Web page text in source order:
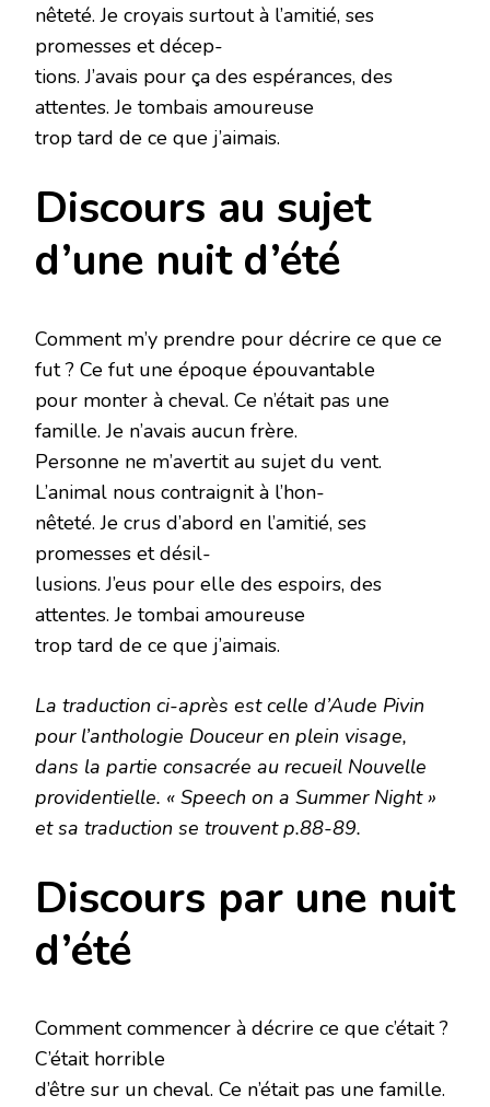
nêteté. Je croyais surtout à l’amitié, ses
promesses et décep-
tions. J’avais pour ça des espérances, des
attentes. Je tombais amoureuse
trop tard de ce que j’aimais.
Discours au sujet
d’une nuit d’été
Comment m’y prendre pour décrire ce que ce
fut ? Ce fut une époque épouvantable
pour monter à cheval. Ce n’était pas une
famille. Je n’avais aucun frère.
Personne ne m’avertit au sujet du vent.
L’animal nous contraignit à l’hon-
nêteté. Je crus d’abord en l’amitié, ses
promesses et désil-
lusions. J’eus pour elle des espoirs, des
attentes. Je tombai amoureuse
trop tard de ce que j’aimais.
La traduction ci-après est celle d’Aude Pivin
pour l’anthologie Douceur en plein visage,
dans la partie consacrée au recueil Nouvelle
providentielle. « Speech on a Summer Night »
et sa traduction se trouvent p.88-89.
Discours par une nuit
d’été
Comment commencer à décrire ce que c’était ?
C’était horrible
d’être sur un cheval. Ce n’était pas une famille.